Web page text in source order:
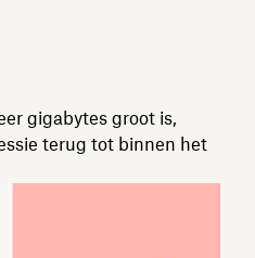
gigabytes groot is,
terug tot binnen het